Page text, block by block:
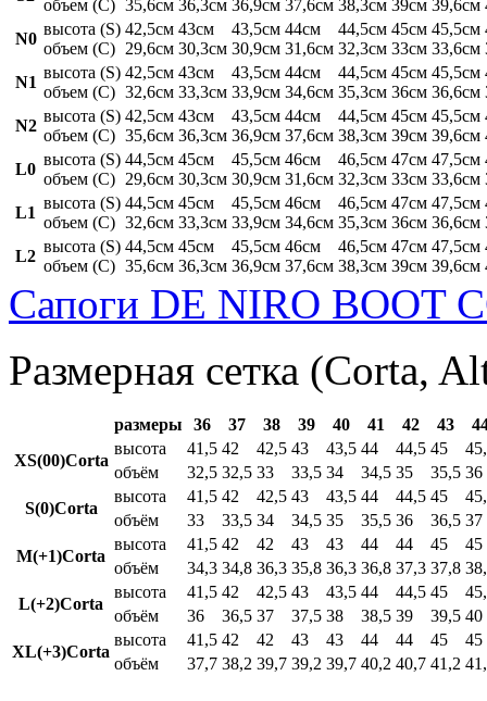
объем (C) 35,6см 36,3см 36,9см 37,6см 38,3см 39см 39,6см
N0
высота (S)
объем (C)
42,5см
29,6см
43см
30,3см
43,5см
30,9см
44см
31,6см
44,5см
32,3см
45см
33см
45,5см
33,6см
N1
высота (S)
объем (C)
42,5см
32,6см
43см
33,3см
43,5см
33,9см
44см
34,6см
44,5см
35,3см
45см
36см
45,5см
36,6см
N2
высота (S)
объем (C)
42,5см
35,6см
43см
36,3см
43,5см
36,9см
44см
37,6см
44,5см
38,3см
45см
39см
45,5см
39,6см
L0
высота (S)
объем (C)
44,5см
29,6см
45см
30,3см
45,5см
30,9см
46см
31,6см
46,5см
32,3см
47см
33см
47,5см
33,6см
L1
высота (S)
объем (C)
44,5см
32,6см
45см
33,3см
45,5см
33,9см
46см
34,6см
46,5см
35,3см
47см
36см
47,5см
36,6см
L2
высота (S)
объем (C)
44,5см
35,6см
45см
36,3см
45,5см
36,9см
46см
37,6см
46,5см
38,3см
47см
39см
47,5см
39,6см
Сапоги DE NIRO BOOT
Размерная сетка (Corta,
размеры 36 37 38 39 40 41 42 43
XS(00)Corta
высота 41,5 42 42,5 43 43,5 44 44,5 45
объём
32,5 32,5 33 33,5 34 34,5 35 35,5 36
S(0)Corta
высота 41,5 42 42,5 43 43,5 44 44,5 45
объём
33 33,5 34 34,5 35 35,5 36 36,5 37
M(+1)Corta
высота 41,5 42 42 43 43 44 44 45
45
объём
34,3 34,8 36,3 35,8 36,3 36,8 37,3 37,8
L(+2)Corta
высота 41,5 42 42,5 43 43,5 44 44,5 45
объём
36 36,5 37 37,5 38 38,5 39 39,5 40
XL(+3)Corta
высота 41,5 42 42 43 43 44 44 45
45
объём
37,7 38,2 39,7 39,2 39,7 40,2 40,7 41,2